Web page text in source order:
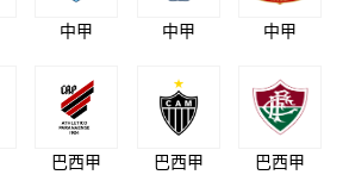
中甲 中甲 中甲
巴西甲 巴西甲 巴西甲